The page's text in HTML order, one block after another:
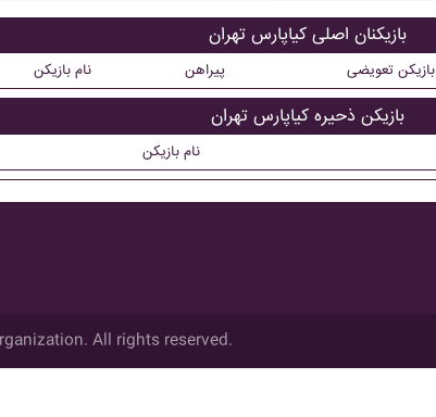
بازیکنان اصلی کياپارس تهران
نام بازیکن پیراهن بازیکن تعویضی
بازیکن ذحیره کياپارس تهران
نام بازیکن
All rights reserved.